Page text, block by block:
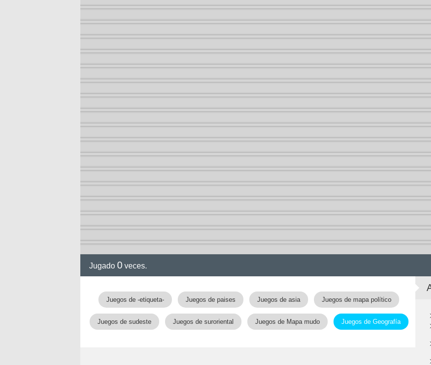
Jugado 0 veces.
Juegos de -etiqueta- Juegos de paises Juegos de asia Juegos de mapa político
Juegos de sudeste Juegos de suroriental Juegos de Mapa mudo Juegos de Geografía